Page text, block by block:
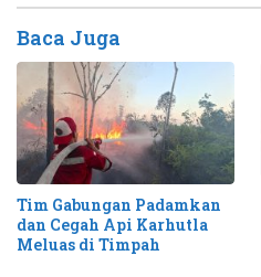
Baca Juga
Tim Gabungan Padamkan
dan Cegah Api Karhutla
Meluas di Timpah